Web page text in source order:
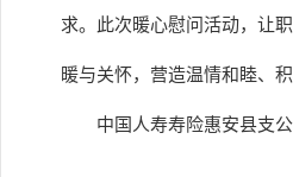
求。此次暖心慰问活动，让
暖与关怀，营造温情和睦、
中国人寿寿险惠安县支